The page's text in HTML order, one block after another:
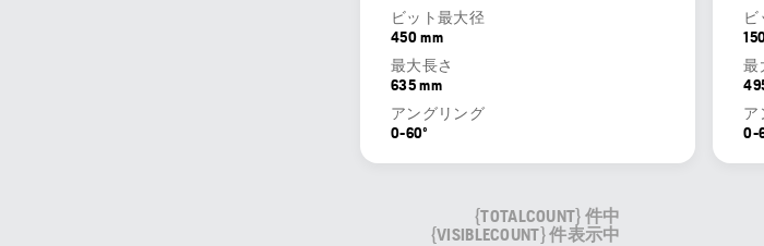
ビット最大径
450 mm
最大長さ
635 mm
アングリング
0-60º
ビ
最
ア
0-
{TOTALCOUNT} 件中
{VISIBLECOUNT} 件表示中